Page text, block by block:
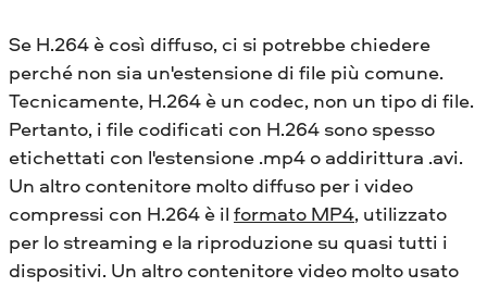
Se H.264 è così diffuso, ci si potrebbe chiedere
perché non sia un'estensione di file più comune.
Tecnicamente, H.264 è un codec, non un tipo di file.
Pertanto, i file codificati con H.264 sono spesso
etichettati con l'estensione .mp4 o addirittura .avi.
Un altro contenitore molto diffuso per i video
compressi con H.264 è il formato MP4, utilizzato
per lo streaming e la riproduzione su quasi tutti i
dispositivi. Un altro contenitore video molto usato